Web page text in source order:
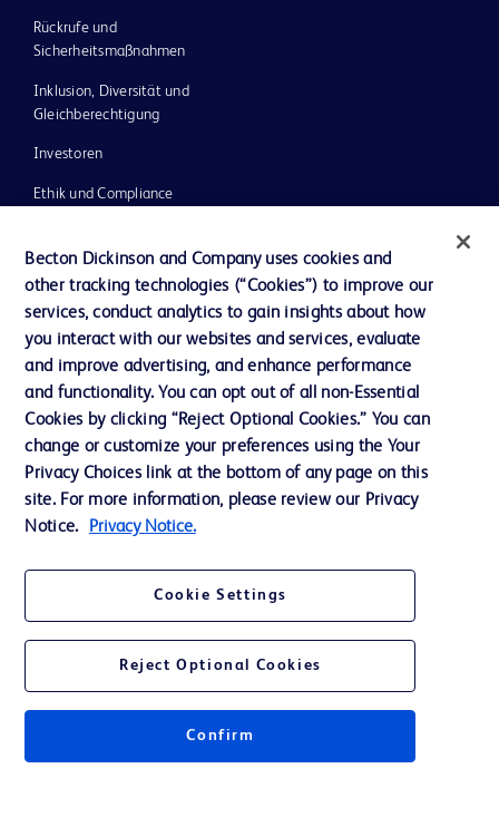
Rückrufe und
Sicherheitsmaßnahmen
Inklusion, Diversität und
Gleichberechtigung
Investoren
Ethik und Compliance
Neuigkeiten, Medien und Blogs
Support
Unser Unternehmen
AGB
Kontaktieren Sie uns
Cookie-Einstellungen
Nutzungsbedingungen
© 2026 BD. Alle Rechte vorbehalten. BD und das BD-Logo sind Marken von
Becton Dickinson and Company uses cookies and
other tracking technologies (“Cookies”) to improve our
services, conduct analytics to gain insights about how
you interact with our websites and services, evaluate
and improve advertising, and enhance performance
and functionality. You can opt out of all non-Essential
Cookies by clicking “Reject Optional Cookies.” You can
change or customize your preferences using the Your
Privacy Choices link at the bottom of any page on this
site. For more information, please review our Privacy
Notice.
Privacy Notice.
Cookie Settings
Reject Optional Cookies
Confirm